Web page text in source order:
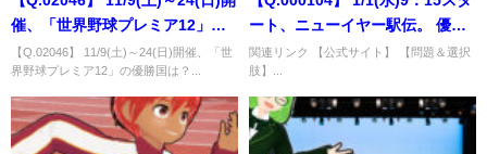
催、「世界野球プレミア12」の
優勝国は？
【Q.02046】 11/9(土)～24(日)開催、「世
界野球プレミア12」の優勝国は？...
ート、ニューイヤー駅伝。 優勝
するのは？
関連リンク 【公式サイト】 【問題＆選択
肢】...